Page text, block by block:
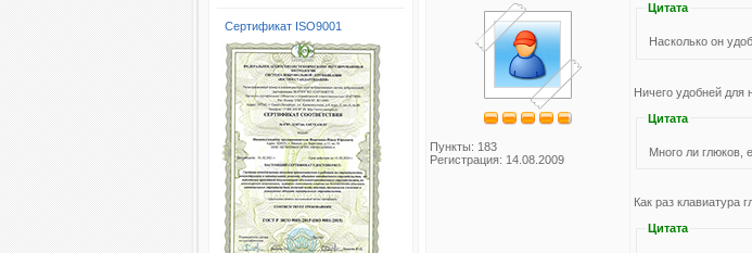
Сертификат ISO9001
Пункты: 183
Регистрация: 14.08.2009
Цитата
Насколько он
Ничего удобней для
Цитата
Много ли глюков,
Как раз клавиатура
Цитата